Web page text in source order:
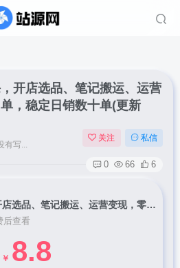
开店选品、笔记搬运、运营
，稳定日销数十单(更新
写...
关注 私信
0 66 6
小红书无货源电商课，开店选品、笔记搬运、运营变现，零基础快速出单，稳定日销数十单(更新
后查看
￥ 8.8